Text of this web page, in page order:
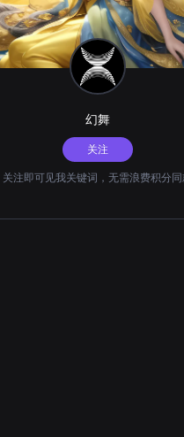
幻舞
关注
关注即可见我关键词，无需浪费积分